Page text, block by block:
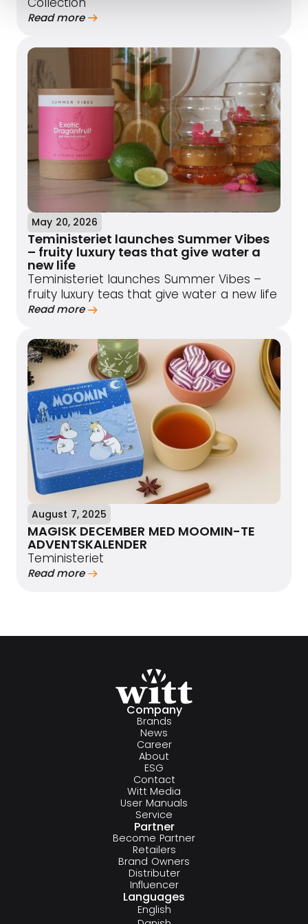
Read more
May 20, 2026
Teministeriet launches Summer Vibes
– fruity luxury teas that give water a
new life
Teministeriet launches Summer Vibes –
fruity luxury teas that give water a new life
Read more
August 7, 2025
MAGISK DECEMBER MED MOOMIN-TE
ADVENTSKALENDER
Teministeriet
Read more
Company
Brands
News
Career
About
ESG
Contact
Witt Media
User Manuals
Service
Partner
Become Partner
Retailers
Brand Owners
Distributer
Influencer
Languages
English